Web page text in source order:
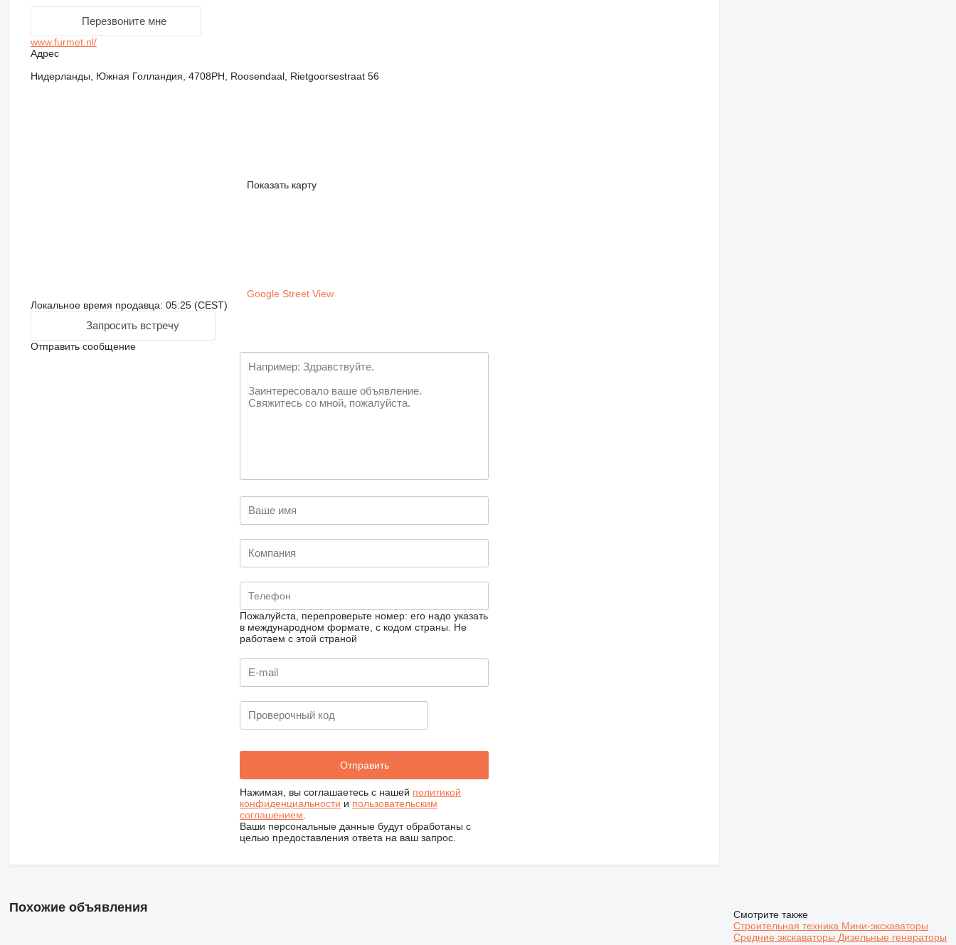
Перезвоните мне
www.furmet.nl/
Адрес
Нидерланды, Южная Голландия, 4708PH, Roosendaal, Rietgoorsestraat 56
Показать карту
Google Street View
Локальное время продавца: 05:25 (CEST)
Запросить встречу
Отправить сообщение
Пожалуйста, перепроверьте номер: его надо указать
в международном формате, с кодом страны.
Не
работаем с этой страной
Нажимая, вы соглашаетесь с нашей политикой
конфиденциальности и пользовательским
соглашением
Ваши персональные данные будут обработаны с
целью предоставления ответа на ваш запрос.
Похожие объявления
Смотрите также
Строительная техника Мини-экскаваторы
Средние экскаваторы Дизельные генераторы